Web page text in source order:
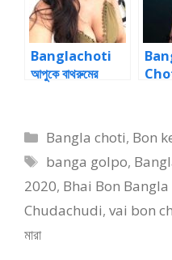
Banglachoti
আপুকে বাথরুমের
Categories
Bangla choti, Bon
Tags
banga golpo,
2020, Bhai Bon Bangla
Chudachudi, vai bon
মারা